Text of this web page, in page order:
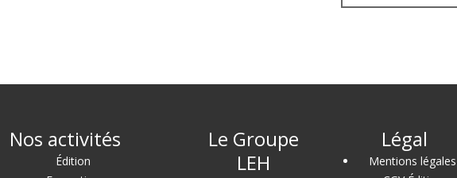
Nos activités
Édition
Le Groupe
LEH
Légal
Mentions légales